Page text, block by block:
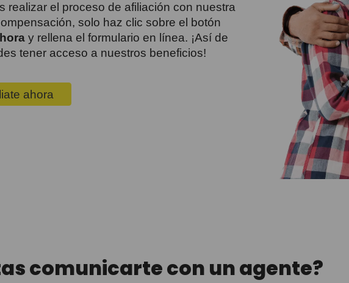
realizar el proceso de afiliación con nuestra
solo haz clic sobre el botón
y rellena el formulario en línea. ¡Así de
tener acceso a nuestros beneficios!
ahora
comunicarte con un agente?